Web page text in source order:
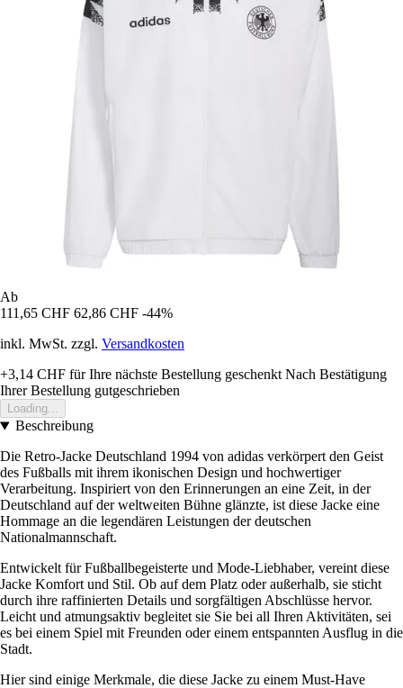
Ab
111,65 CHF 62,86 CHF -44%
inkl. MwSt. zzgl. Versandkosten
+3,14 CHF für Ihre nächste Bestellung geschenkt Nach Bestätigung
Ihrer Bestellung gutgeschrieben
Loading...
Beschreibung
Die Retro-Jacke Deutschland 1994 von adidas verkörpert den Geist
des Fußballs mit ihrem ikonischen Design und hochwertiger
Verarbeitung. Inspiriert von den Erinnerungen an eine Zeit, in der
Deutschland auf der weltweiten Bühne glänzte, ist diese Jacke eine
Hommage an die legendären Leistungen der deutschen
Nationalmannschaft.
Entwickelt für Fußballbegeisterte und Mode-Liebhaber, vereint diese
Jacke Komfort und Stil. Ob auf dem Platz oder außerhalb, sie sticht
durch ihre raffinierten Details und sorgfältigen Abschlüsse hervor.
Leicht und atmungsaktiv begleitet sie Sie bei all Ihren Aktivitäten, sei
es bei einem Spiel mit Freunden oder einem entspannten Ausflug in die
Stadt.
Hier sind einige Merkmale, die diese Jacke zu einem Must-Have